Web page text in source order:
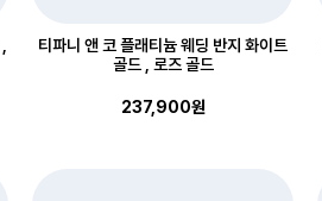
티파니 앤 코 플래티늄 웨딩 반지 화이트
골드 , 로즈 골드
237,900원